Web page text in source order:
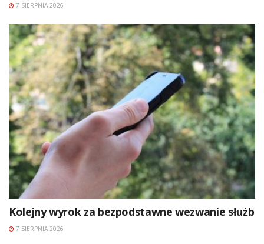
7 SIERPNIA 2026
Kolejny wyrok za bezpodstawne wezwanie służb
7 SIERPNIA 2026